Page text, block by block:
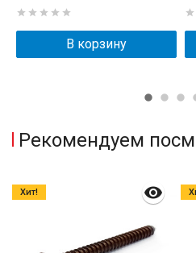
В корзину
Рекомендуем
Хит!